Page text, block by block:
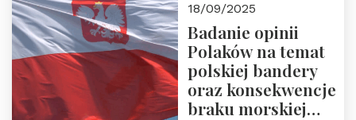
18/09/2025
Badanie opinii
Polaków na temat
polskiej bandery
oraz konsekwencje
braku morskiej